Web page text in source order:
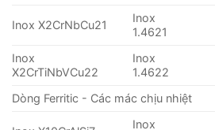
Inox X2CrNbCu21
Inox
1.4621
Inox
X2CrTiNbVCu22
Inox
1.4622
Dòng Ferritic - Các mác chịu nhiệt
Inox